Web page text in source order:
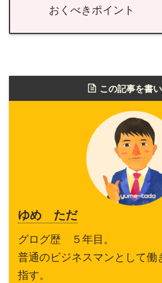
おくべきポイント
この記事を書
ゆめ ただ
グログ歴 ５年目。
普通のビジネスマンとして働
指す。